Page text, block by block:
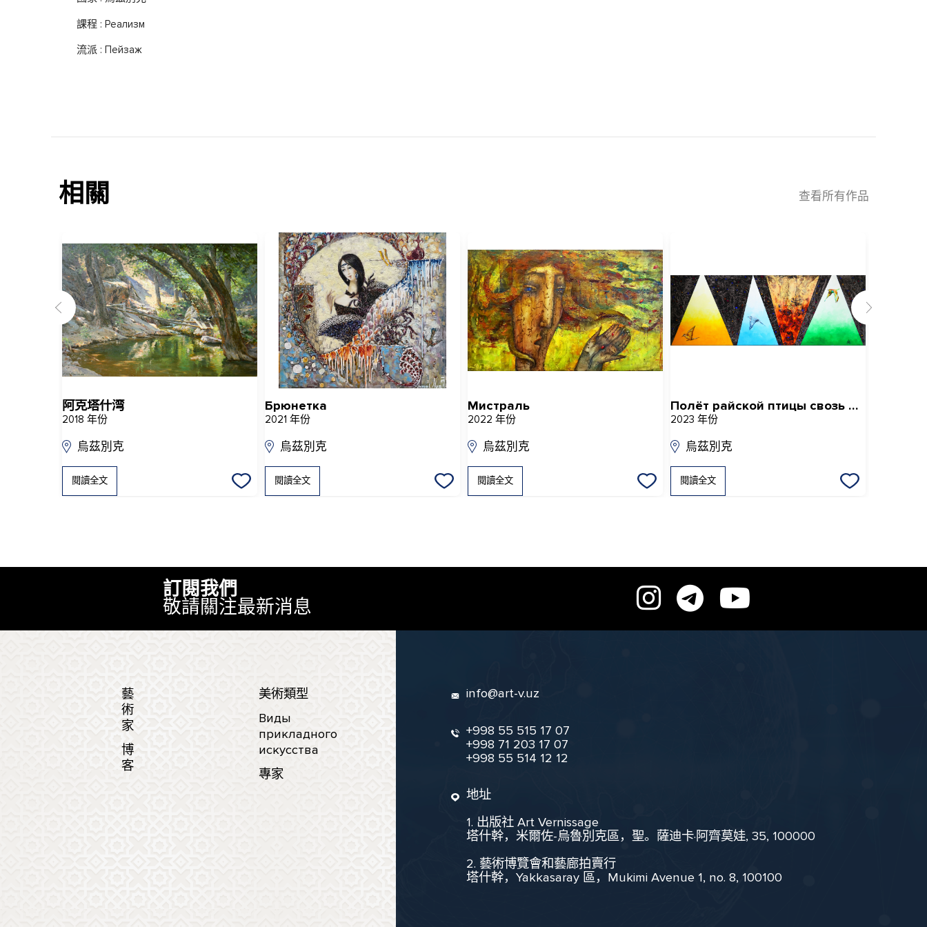
課程 : Реализм
流派 : Пейзаж
相關 查看所有作品
阿克塔什湾
2018 年份
烏茲別克
閱讀全文
Брюнетка
2021 年份
烏茲別克
閱讀全文
Мистраль
2022 年份
烏茲別克
閱讀全文
Полёт райской птицы свозь порталы
2023 年份
烏茲別克
閱讀全文
訂閱我們
敬請關注最新消息
藝
術
家
博
客
美術類型
Виды
прикладного
искусства
專家
info@art-v.uz
+998 55 515 17 07
+998 71 203 17 07
+998 55 514 12 12
地址
1. 出版社 Art Vernissage
塔什幹，米爾佐-烏魯別克區，聖。薩迪卡·阿齊莫娃, 35, 100000
2. 藝術博覽會和藝廊拍賣行
塔什幹，Yakkasaray 區，Mukimi Avenue 1, no. 8, 100100